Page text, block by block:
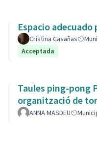
Espacio adecuado
Cristina Casañas
Acceptada
Taules ping-pong
organització de
ANNA MASDEU